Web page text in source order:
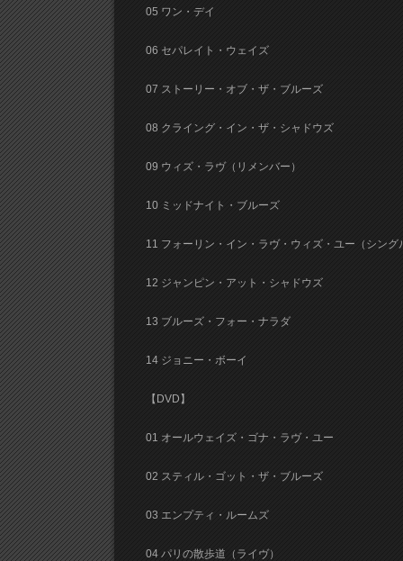
05 ワン・デイ
06 セパレイト・ウェイズ
07 ストーリー・オブ・ザ・ブルーズ
08 クライング・イン・ザ・シャドウズ
09 ウィズ・ラヴ（リメンバー）
10 ミッドナイト・ブルーズ
11 フォーリン・イン・ラヴ・ウィズ・ユー（シング
12 ジャンピン・アット・シャドウズ
13 ブルーズ・フォー・ナラダ
14 ジョニー・ボーイ
【DVD】
01 オールウェイズ・ゴナ・ラヴ・ユー
02 スティル・ゴット・ザ・ブルーズ
03 エンプティ・ルームズ
04 パリの散歩道（ライヴ）